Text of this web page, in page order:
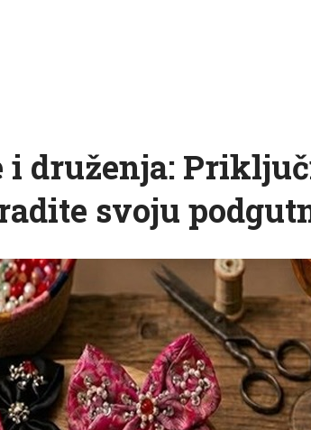
i druženja:
svoju